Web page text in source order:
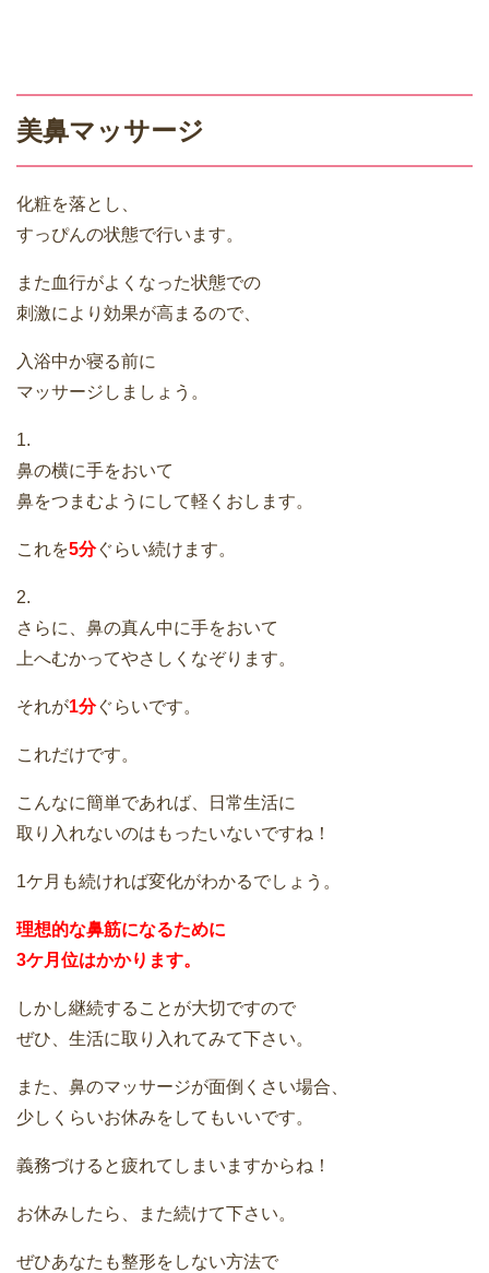
美鼻マッサージ
化粧を落とし、
すっぴんの状態で行います。
また血行がよくなった状態での
刺激により効果が高まるので、
入浴中か寝る前に
マッサージしましょう。
1.
鼻の横に手をおいて
鼻をつまむようにして軽くおします。
これを5分ぐらい続けます。
2.
さらに、鼻の真ん中に手をおいて
上へむかってやさしくなぞります。
それが1分ぐらいです。
これだけです。
こんなに簡単であれば、日常生活に
取り入れないのはもったいないですね！
1ケ月も続ければ変化がわかるでしょう。
理想的な鼻筋になるために
3ケ月位はかかります。
しかし継続することが大切ですので
ぜひ、生活に取り入れてみて下さい。
また、鼻のマッサージが面倒くさい場合、
少しくらいお休みをしてもいいです。
義務づけると疲れてしまいますからね！
お休みしたら、また続けて下さい。
ぜひあなたも整形をしない方法で